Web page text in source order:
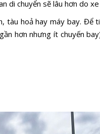
di chuyển sẽ lâu hơn do
hoả hay máy bay. Để
hơn nhưng ít chuyến